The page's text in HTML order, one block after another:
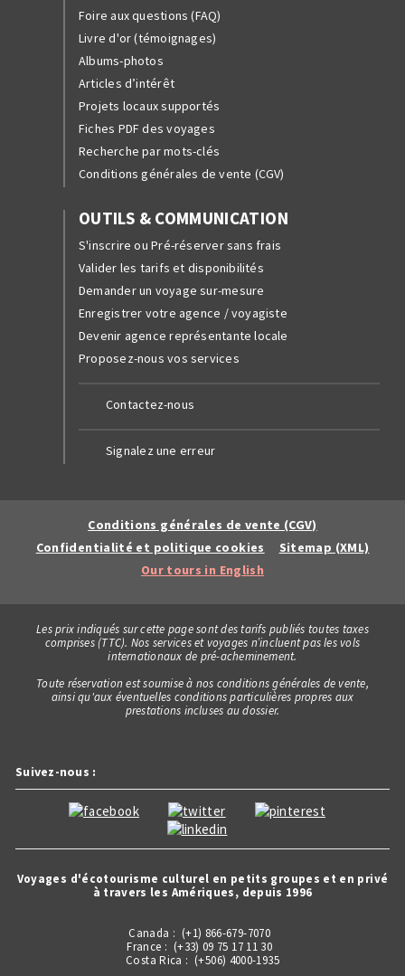
Foire aux questions (FAQ)
Livre d'or (témoignages)
Albums-photos
Articles d’intérêt
Projets locaux supportés
Fiches PDF des voyages
Recherche par mots-clés
Conditions générales de vente (CGV)
OUTILS & COMMUNICATION
S'inscrire ou Pré-réserver sans frais
Valider les tarifs et disponibilités
Demander un voyage sur-mesure
Enregistrer votre agence / voyagiste
Devenir agence représentante locale
Proposez-nous vos services
Contactez-nous
Signalez une erreur
Conditions générales de vente (CGV)
Confidentialité et politique cookies
Sitemap (XML)
Our tours in English
Les prix indiqués sur cette page sont des tarifs publiés toutes taxes
comprises (TTC). Nos services et voyages n’incluent pas les vols
internationaux de pré-acheminement.
Toute réservation est soumise à nos conditions générales de vente,
ainsi qu'aux éventuelles conditions particulières propres aux
prestations incluses au dossier.
Suivez-nous :
Voyages d'écotourisme culturel en petits groupes et en privé
à travers les Amériques, depuis 1996
Canada : (+1) 866-679-7070
France : (+33) 09 75 17 11 30
Costa Rica : (+506) 4000-1935